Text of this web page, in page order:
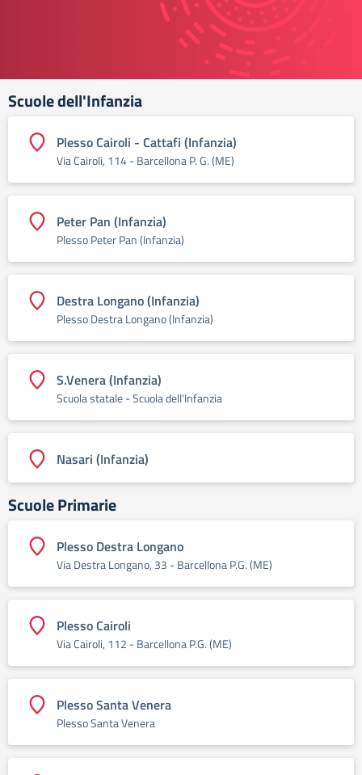
Scuole dell'Infanzia
Plesso Cairoli - Cattafi (Infanzia)
Via Cairoli, 114 - Barcellona P. G. (ME)
Peter Pan (Infanzia)
Plesso Peter Pan (Infanzia)
Destra Longano (Infanzia)
Plesso Destra Longano (Infanzia)
S.Venera (Infanzia)
Scuola statale - Scuola dell'Infanzia
Nasari (Infanzia)
Scuole Primarie
Plesso Destra Longano
Via Destra Longano, 33 - Barcellona P.G. (ME)
Plesso Cairoli
Via Cairoli, 112 - Barcellona P.G. (ME)
Plesso Santa Venera
Plesso Santa Venera